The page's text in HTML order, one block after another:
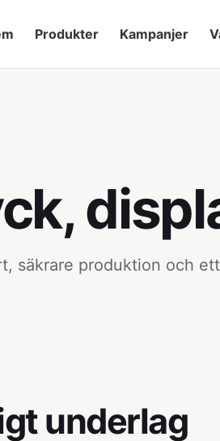
Produkter Kampanjer
säkrare produktion och
underlag